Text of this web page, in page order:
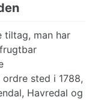
tiltag, man har
sted i 1788,
Havredal og